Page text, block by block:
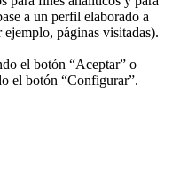
a un perfil elaborado a
páginas visitadas).
el botón “Aceptar” o
el botón “Configurar”.